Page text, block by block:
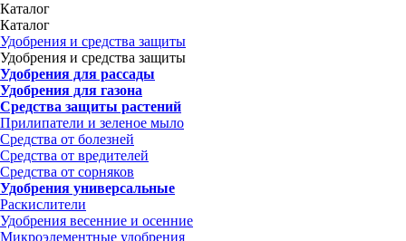
Каталог
Каталог
Удобрения и средства защиты
Удобрения и средства защиты
Удобрения для рассады
Удобрения для газона
Средства защиты растений
Прилипатели и зеленое мыло
Средства от болезней
Средства от вредителей
Средства от сорняков
Удобрения универсальные
Раскислители
Удобрения весенние и осенние
Микроэлементные удобрения